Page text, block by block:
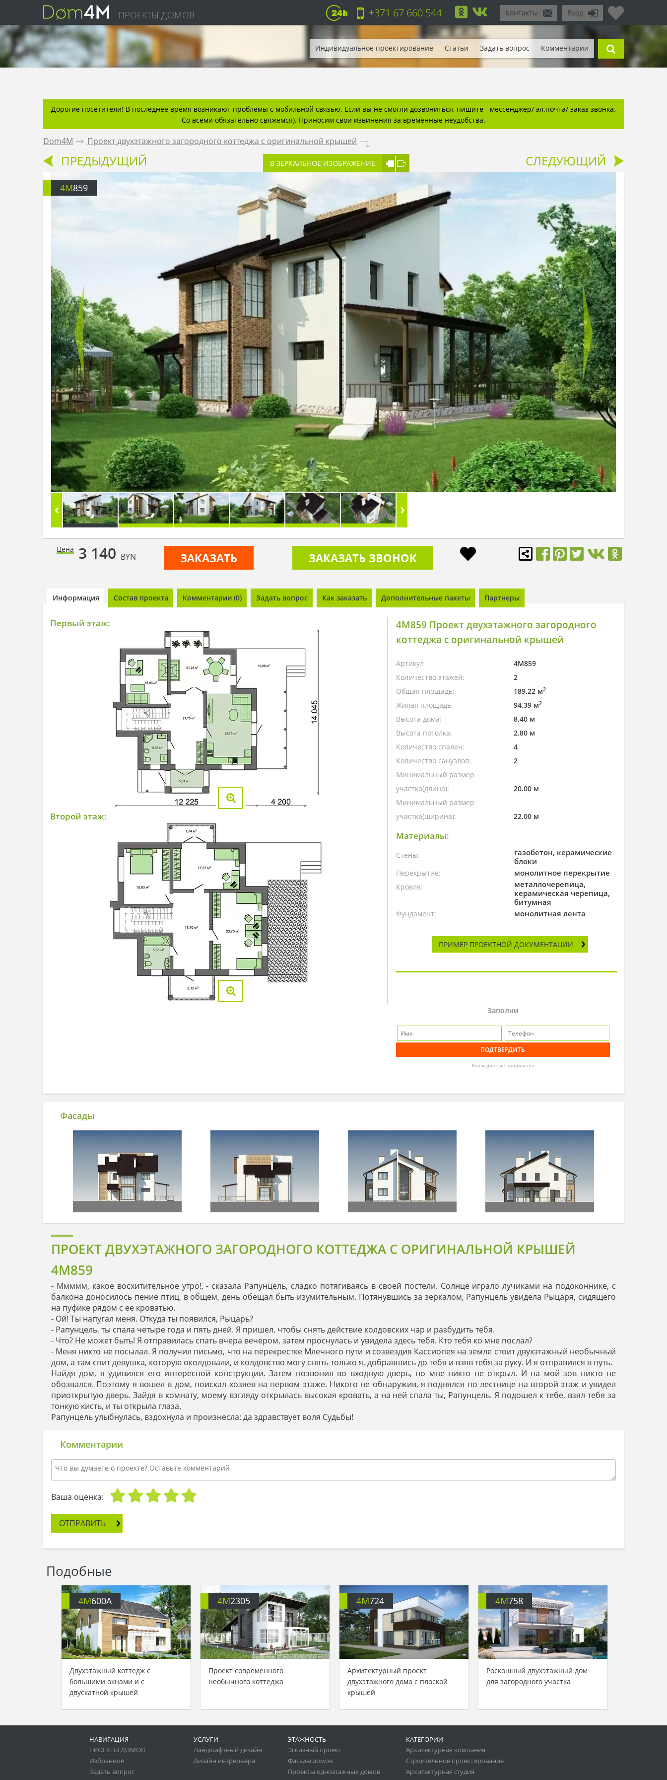
ПРОЕКТЫ ДОМОВ Вход
Контакты
+371 67 660 544
Индивидуальное проектирование Статьи Задать вопрос Комментарии
Дорогие посетители! В последнее время возникают проблемы с мобильной связью. Если вы не смогли дозвониться, пишите - мессенджер/ эл.почта/ заказ звонка.
Со всеми обязательно свяжемся). Приносим свои извинения за временные неудобства.
Dom4M . Проект двухэтажного загородного коттеджа с оригинальной крышей .
ПРЕДЫДУЩИЙ В ЗЕРКАЛЬНОЕ ИЗОБРАЖЕНИЕ СЛЕДУЮЩИЙ
4M859
Цена 3 140 BYN ЗАКАЗАТЬ ЗАКАЗАТЬ ЗВОНОК
Информация Состав проекта Комментарии (0) Задать вопрос Как заказать Дополнительные пакеты Партнеры
Первый этаж:
Второй этаж:
4M859 Проект двухэтажного загородного
коттеджа с оригинальной крышей
Артикул
4M859
Количество этажей:
2
Общая площадь:
189.22 м2
Жилая площадь: 94.39 м2
Высота дома:
8.40 м
Высота потолка:
2.80 м
Количество спален:
4
Количество санузлов:
2
Минимальный размер
участка(длина):
20.00 м
Минимальный размер
участка(ширина):
22.00 м
Материалы:
Стены:
газобетон, керамические
блоки
Перекрытие: монолитное перекрытие
Кровля:
металлочерепица,
керамическая черепица,
битумная
Фундамент: монолитная лента
ПРИМЕР ПРОЕКТНОЙ ДОКУМЕНТАЦИИ
Заполни
Ваши данные защищены
Фасады
ПРОЕКТ ДВУХЭТАЖНОГО ЗАГОРОДНОГО КОТТЕДЖА С ОРИГИНАЛЬНОЙ КРЫШЕЙ
4M859
- Ммммм, какое восхитительное утро!, - сказала Рапунцель, сладко потягиваясь в своей постели. Солнце играло лучиками на подоконнике, с
балкона доносилось пение птиц, в общем, день обещал быть изумительным. Потянувшись за зеркалом, Рапунцель увидела Рыцаря, сидящего
на пуфике рядом с ее кроватью.
- Ой! Ты напугал меня. Откуда ты появился, Рыцарь?
- Рапунцель, ты спала четыре года и пять дней. Я пришел, чтобы снять действие колдовских чар и разбудить тебя.
- Что? Не может быть! Я отправилась спать вчера вечером, затем проснулась и увидела здесь тебя. Кто тебя ко мне послал?
- Меня никто не посылал. Я получил письмо, что на перекрестке Млечного пути и созвездия Кассиопея на земле стоит двухэтажный необычный
дом, а там спит девушка, которую околдовали, и колдовство могу снять только я, добравшись до тебя и взяв тебя за руку. И я отправился в путь.
Найдя дом, я удивился его интересной конструкции. Затем позвонил во входную дверь, но мне никто не открыл. И на мой зов никто не
обозвался. Поэтому я вошел в дом, поискал хозяев на первом этаже. Никого не обнаружив, я поднялся по лестнице на второй этаж и увидел
приоткрытую дверь. Зайдя в комнату, моему взгляду открылась высокая кровать, а на ней спала ты, Рапунцель. Я подошел к тебе, взял тебя за
тонкую кисть, и ты открыла глаза.
Рапунцель улыбнулась, вздохнула и произнесла: да здравствует воля Судьбы!
Комментарии
Ваша оценка:
ОТПРАВИТЬ
Подобные
4M600A
Двухэтажный коттедж с
большими окнами и с
двускатной крышей
4M2305
Проект современного
необычного коттеджа
4M724
Архитектурный проект
двухэтажного дома с плоской
крышей
4M758
Роскошный двухэтажный дом
для загородного участка
НАВИГАЦИЯ
ПРОЕКТЫ ДОМОВ
Избранное
Задать вопрос
УСЛУГИ
Ландшафтный дизайн
Дизайн интрерьера
ЭТАЖНОСТЬ
Эскизный проект
Фасады домов
Проекты одноэтажных домов
КАТЕГОРИИ
Архитектурная компания
Строительное проектирование
Архитектурная студия